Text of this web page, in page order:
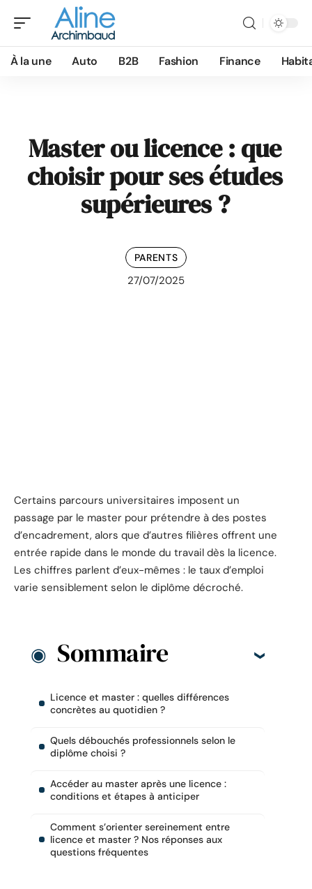
À la une Auto B2B Fashion Finance
Master ou licence : que
choisir pour ses études
supérieures ?
PARENTS
27/07/2025
Certains parcours universitaires imposent un
passage par le master pour prétendre à des postes
d’encadrement, alors que d’autres filières offrent une
entrée rapide dans le monde du travail dès la licence.
Les chiffres parlent d’eux-mêmes : le taux d’emploi
varie sensiblement selon le diplôme décroché.
Sommaire
Licence et master : quelles différences
concrètes au quotidien ?
Quels débouchés professionnels selon le
diplôme choisi ?
Accéder au master après une licence :
conditions et étapes à anticiper
Comment s’orienter sereinement entre
licence et master ? Nos réponses aux
questions fréquentes